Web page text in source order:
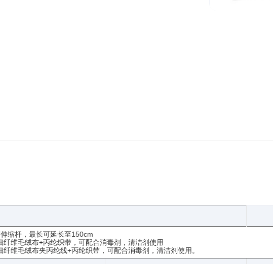
缩杆，最长可延长至150cm
纤维毛绒布+丙纶织带，可配合消毒剂，清洁剂使用
纤维毛绒布夹丙纶线+丙纶织带，可配合消毒剂，清洁剂使用。